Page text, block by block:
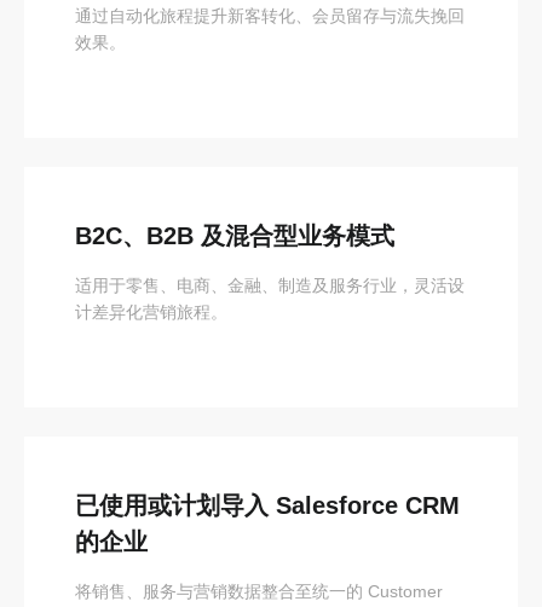
通过自动化旅程提升新客转化、会员留存与流失挽回
效果。
B2C、B2B 及混合型业务模式
适用于零售、电商、金融、制造及服务行业，灵活设
计差异化营销旅程。
已使用或计划导入 Salesforce CRM
的企业
将销售、服务与营销数据整合至统一的 Customer